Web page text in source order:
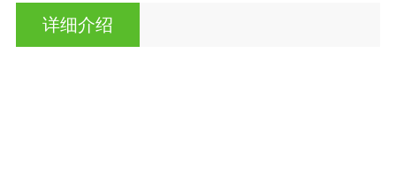
详细介绍